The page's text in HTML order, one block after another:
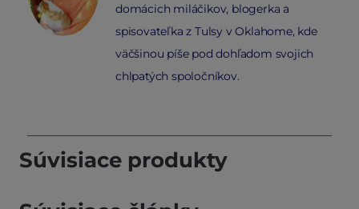
domácich miláčikov, blogerka a
spisovateľka z Tulsy v Oklahome, kde
väčšinou píše pod dohľadom svojich
chlpatých spoločníkov.
Súvisiace produkty